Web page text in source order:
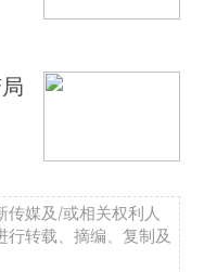
传媒及/或相关权利人
转载、摘编、复制及